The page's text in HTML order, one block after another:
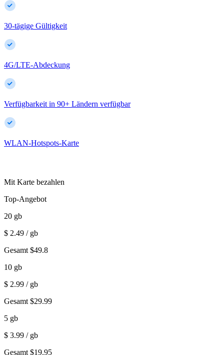
30-tägige Gültigkeit
4G/LTE-Abdeckung
Verfügbarkeit in 90+ Ländern verfügbar
WLAN-Hotspots-Karte
Mit Karte bezahlen
Top-Angebot
20 gb
$ 2.49 / gb
Gesamt $49.8
10 gb
$ 2.99 / gb
Gesamt $29.99
5 gb
$ 3.99 / gb
Gesamt $19.95